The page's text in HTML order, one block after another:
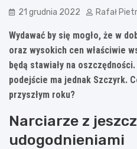
21 grudnia 2022 Rafał
Wydawać by się mogło, że w
oraz wysokich cen właściwie
będą stawiały na
podejście ma jednak Szczyrk.
przyszłym roku?
Narciarze z
udogodnieniami